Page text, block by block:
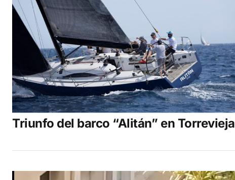
Triunfo del barco “Alitán” en Torrevieja